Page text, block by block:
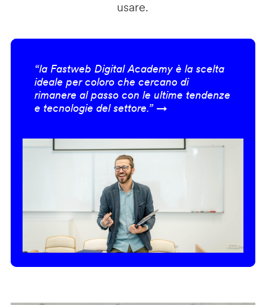
usare.
“la Fastweb Digital Academy è la scelta
ideale per coloro che cercano di
rimanere al passo con le ultime tendenze
e tecnologie del settore.” →